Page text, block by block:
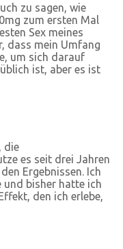
zu sagen, wie
zum ersten Mal
Sex meines
dass mein Umfang
um sich darauf
ist, aber es ist
die
es seit drei Jahren
Ergebnissen. Ich
und bisher hatte ich
den ich erlebe,